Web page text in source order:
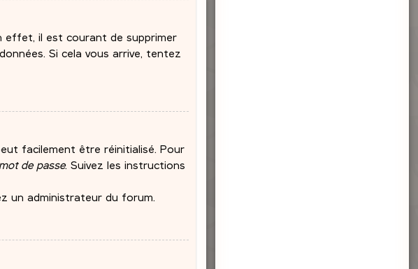
effet, il est courant de supprimer
Si cela vous arrive, tentez
facilement être réinitialisé. Pour
de passe. Suivez les instructions
un administrateur du forum.